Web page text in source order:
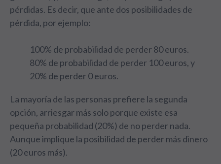
pérdidas. Es decir, que ante dos posibilidades de
pérdida, por ejemplo:
100% de probabilidad de perder 80 euros.
80% de probabilidad de perder 100 euros, y
20% de perder 0 euros.
La mayoría de las personas prefiere la segunda
opción, arriesgar más solo porque existe esa
pequeña probabilidad (20%) de no perder nada.
Aunque implique la posibilidad de perder más dinero
(20 euros más).